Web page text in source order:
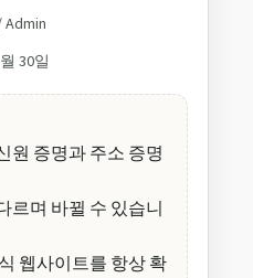
30일
원 증명과 주소 증명
르며 바뀔 수 있습니
웹사이트를 항상 확